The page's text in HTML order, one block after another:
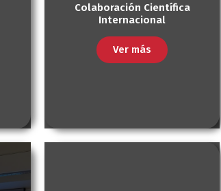
Colaboración Científica
Internacional
Ver más